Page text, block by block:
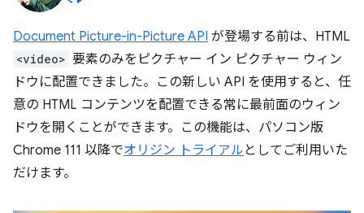
Document Picture-in-Picture API が登場する前は、HTML
<video> 要素のみをピクチャー イン ピクチャー ウィン
ドウに配置できました。この新しい API を使用すると、任
意の HTML コンテンツを配置できる常に最前面のウィン
ドウを開くことができます。この機能は、パソコン版
Chrome 111 以降でオリジン トライアル としてご利用いた
だけます。